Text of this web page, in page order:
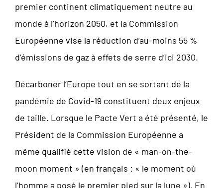
premier continent climatiquement neutre au
monde à l’horizon 2050, et la Commission
Européenne vise la réduction d’au-moins 55 %
d’émissions de gaz à effets de serre d’ici 2030.
Décarboner l’Europe tout en se sortant de la
pandémie de Covid-19 constituent deux enjeux
de taille. Lorsque le Pacte Vert a été présenté, le
Président de la Commission Européenne a
même qualifié cette vision de « man-on-the-
moon moment » (en français : « le moment où
l’homme a posé le premier pied sur la lune »). En